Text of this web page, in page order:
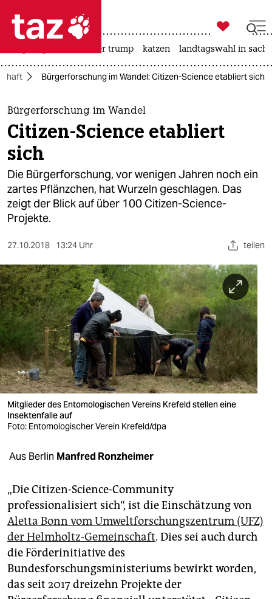
 taz zahl ich
taz zahl ich
themen
politik
öko
gesellschaft
kultur
sport
berlin
nord
wahrheit
verlag
verlag
veranstaltungen
shop
fragen & hilfe
abo
genossenschaft
epaper login

taz zahl ich
usa unter trump katzen landtagswahl in
Bürgerforschung im Wandel: Citizen-Science etabliert sich
Bürgerforschung im Wandel
Citizen-Science etabliert
sich
Die Bürgerforschung, vor wenigen Jahren noch ein
zartes Pflänzchen, hat Wurzeln geschlagen. Das
zeigt der Blick auf über 100 Citizen-Science-
Projekte.
27.10.2018 13:24 Uhr teilen
Mitglieder des Entomologischen Vereins Krefeld stellen eine
Insektenfalle auf
Foto: Entomologischer Verein Krefeld/dpa
Aus Berlin Manfred Ronzheimer
„Die Citizen-Science-Community
professionalisiert sich“, ist die Einschätzung von
Aletta Bonn vom Umweltforschungszentrum (UFZ)
der Helmholtz-Gemeinschaft. Dies sei auch durch
die Förderinitiative des
Bundesforschungsministeriums bewirkt worden,
das seit 2017 dreizehn Projekte der